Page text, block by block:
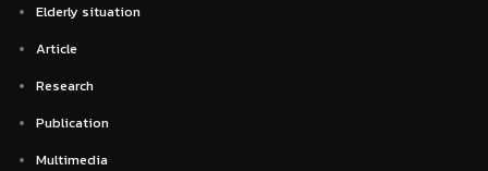
Elderly situation
Article
Research
Publication
Multimedia